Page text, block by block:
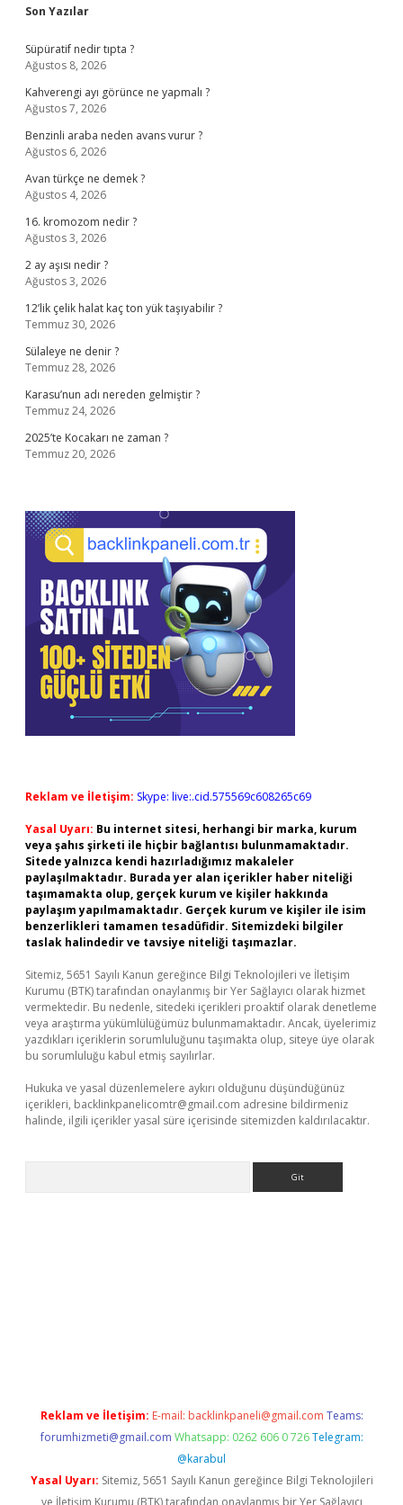
Sidebar
Son Yazılar
Süpüratif nedir tıpta ?
Ağustos 8, 2026
Kahverengi ayı görünce ne yapmalı ?
Ağustos 7, 2026
Benzinli araba neden avans vurur ?
Ağustos 6, 2026
Avan türkçe ne demek ?
Ağustos 4, 2026
16. kromozom nedir ?
Ağustos 3, 2026
2 ay aşısı nedir ?
Ağustos 3, 2026
12’lik çelik halat kaç ton yük taşıyabilir ?
Temmuz 30, 2026
Sülaleye ne denir ?
Temmuz 28, 2026
Karasu’nun adı nereden gelmiştir ?
Temmuz 24, 2026
2025’te Kocakarı ne zaman ?
Temmuz 20, 2026
Reklam ve İletişim: Skype: live:.cid.575569c608265c69
Yasal Uyarı: Bu internet sitesi, herhangi bir marka, kurum
veya şahıs şirketi ile hiçbir bağlantısı bulunmamaktadır.
Sitede yalnızca kendi hazırladığımız makaleler
paylaşılmaktadır. Burada yer alan içerikler haber niteliği
taşımamakta olup, gerçek kurum ve kişiler hakkında
paylaşım yapılmamaktadır. Gerçek kurum ve kişiler ile isim
benzerlikleri tamamen tesadüfidir. Sitemizdeki bilgiler
taslak halindedir ve tavsiye niteliği taşımazlar.
Sitemiz, 5651 Sayılı Kanun gereğince Bilgi Teknolojileri ve İletişim
Kurumu (BTK) tarafından onaylanmış bir Yer Sağlayıcı olarak hizmet
vermektedir. Bu nedenle, sitedeki içerikleri proaktif olarak denetleme
veya araştırma yükümlülüğümüz bulunmamaktadır. Ancak, üyelerimiz
yazdıkları içeriklerin sorumluluğunu taşımakta olup, siteye üye olarak
bu sorumluluğu kabul etmiş sayılırlar.
Hukuka ve yasal düzenlemelere aykırı olduğunu düşündüğünüz
içerikleri, backlinkpanelicomtr@gmail.com adresine bildirmeniz
halinde, ilgili içerikler yasal süre içerisinde sitemizden kaldırılacaktır.
Reklam ve İletişim: E-mail: backlinkpaneli@gmail.com Teams:
forumhizmeti@gmail.com Whatsapp: 0262 606 0 726 Telegram:
@karabul
Yasal Uyarı: Sitemiz, 5651 Sayılı Kanun gereğince Bilgi Teknolojileri
ve İletişim Kurumu (BTK) tarafından onaylanmış bir Yer Sağlayıcı